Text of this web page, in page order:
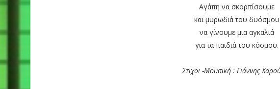
Αγάπη να σκορπίσουμε
και μυρωδιά του δυόσμου
να γίνουμε μια αγκαλιά
για τα παιδιά του κόσμου.
Στιχοι -Μουσική : Γιάννης